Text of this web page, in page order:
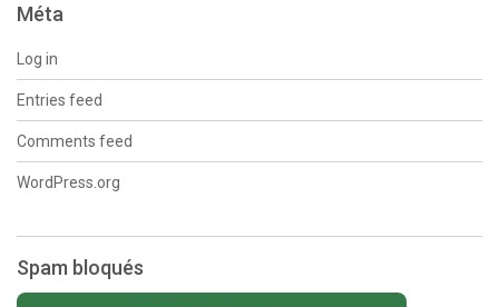
Méta
Log in
Entries feed
Comments feed
WordPress.org
Spam bloqués